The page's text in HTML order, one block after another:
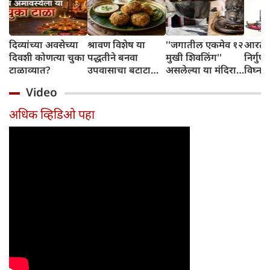
दिव्यांच्या अवसेच्या
दिवशी कोणत्या चुका
टाळाव्यात?
श्रावण विशेष या
पद्धतीने बनवा
उपवासाचा बटाटा
करतील
''जगातील एकमेव १२
मुखी शिवलिंग''
असलेल्या या मंदिरात
लपवत असत
आरती
Video
अधिक व्हिडिओ पहा